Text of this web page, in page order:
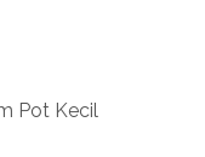
Pot Kecil